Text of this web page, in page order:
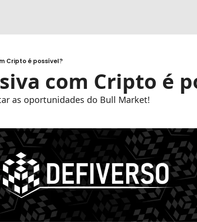
Cripto é possível?
com Cripto é
as oportunidades do Bull Market!